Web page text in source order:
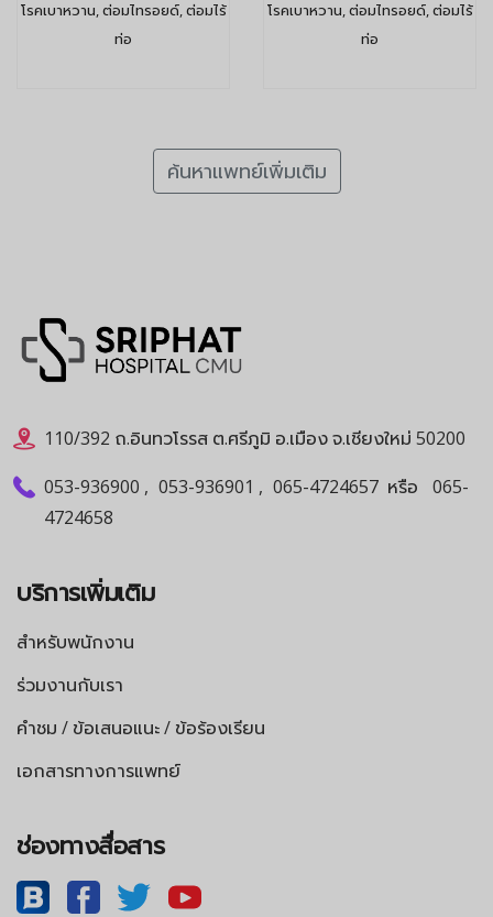
โรคเบาหวาน, ต่อมไทรอยด์, ต่อมไร้
ท่อ
โรคเบาหวาน, ต่อมไทรอยด์, ต่อมไร้
ท่อ
ค้นหาแพทย์เพิ่มเติม
110/392 ถ.อินทวโรรส ต.ศรีภูมิ อ.เมือง จ.เชียงใหม่ 50200
053-936900 , 053-936901 , 065-4724657 หรือ
065-
4724658
บริการเพิ่มเติม
สำหรับพนักงาน
ร่วมงานกับเรา
คำชม / ข้อเสนอแนะ / ข้อร้องเรียน
เอกสารทางการแพทย์
ช่องทางสื่อสาร